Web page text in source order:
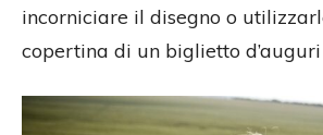
incorniciare il disegno o
copertina di un biglietto